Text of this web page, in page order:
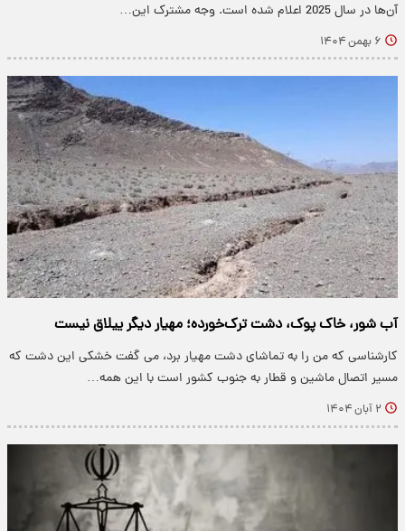
آن‌ها در سال 2025 اعلام شده است. وجه مشترک این…
۶ بهمن ۱۴۰۴
آب شور، خاک پوک، دشت ترک‌خورده؛ مهیار دیگر ییلاق نیست
کارشناسی که من را به تماشای دشت مهیار برد، می گفت خشکی این دشت که
مسیر اتصال ماشین و قطار به جنوب کشور است با این همه…
۲ آبان ۱۴۰۴